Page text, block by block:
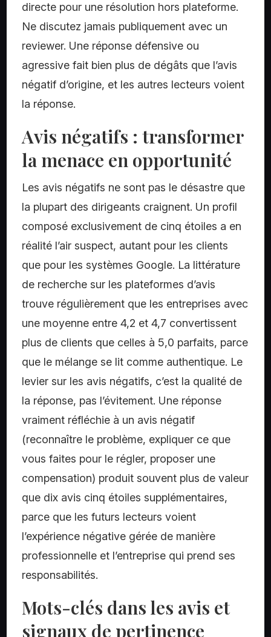
directe pour une résolution hors plateforme.
Ne discutez jamais publiquement avec un
reviewer. Une réponse défensive ou
agressive fait bien plus de dégâts que l’avis
négatif d’origine, et les autres lecteurs voient
la réponse.
Avis négatifs : transformer
la menace en opportunité
Les avis négatifs ne sont pas le désastre que
la plupart des dirigeants craignent. Un profil
composé exclusivement de cinq étoiles a en
réalité l’air suspect, autant pour les clients
que pour les systèmes Google. La littérature
de recherche sur les plateformes d’avis
trouve régulièrement que les entreprises avec
une moyenne entre 4,2 et 4,7 convertissent
plus de clients que celles à 5,0 parfaits, parce
que le mélange se lit comme authentique. Le
levier sur les avis négatifs, c’est la qualité de
la réponse, pas l’évitement. Une réponse
vraiment réfléchie à un avis négatif
(reconnaître le problème, expliquer ce que
vous faites pour le régler, proposer une
compensation) produit souvent plus de valeur
que dix avis cinq étoiles supplémentaires,
parce que les futurs lecteurs voient
l’expérience négative gérée de manière
professionnelle et l’entreprise qui prend ses
responsabilités.
Mots-clés dans les avis et
signaux de pertinence